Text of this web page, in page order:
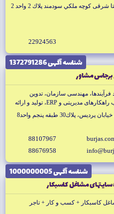
شرقى كوچه ملكي سودمند پلاك 2 واحد 2
22924563
شناسه آگهى 1372791286
مشاور
مهندسى سازمان، تدوين
استراتژي كسب و كار، ارزيابى و انتخاب راهكارهاى مديريتى و ERP، توليد و ارائه
تهران ميدان ونك، خيابان ملاصدرا، خيابان پرديس، پلاك30 طبقه پنجم واحد8
88107967
88676958
شناسه آگهى 1000000005
مشاغل كاسبكار
كاسبكار + كسب و كار + تاجر